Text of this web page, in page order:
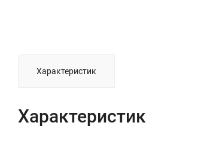
Характеристик
Характеристик